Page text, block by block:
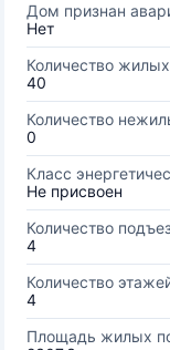
Дом признан
Нет
Количество
40
Количество
0
Класс
Не присвоен
Количество
4
Количество
4
Площадь жилых